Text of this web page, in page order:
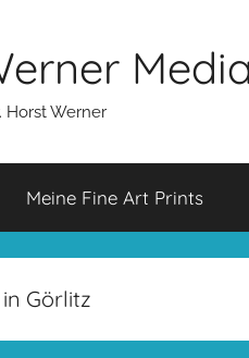
Media
Horst Werner
Meine Fine Art Prints
Görlitz